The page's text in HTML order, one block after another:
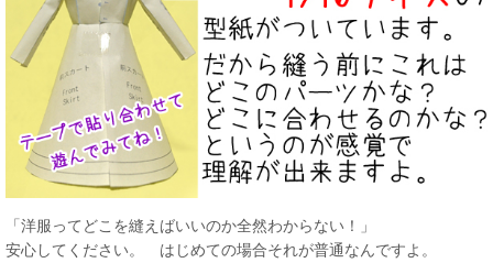
「洋服ってどこを縫えばいいのか全然わからない！」
安心してください。 はじめての場合それが普通なんですよ。